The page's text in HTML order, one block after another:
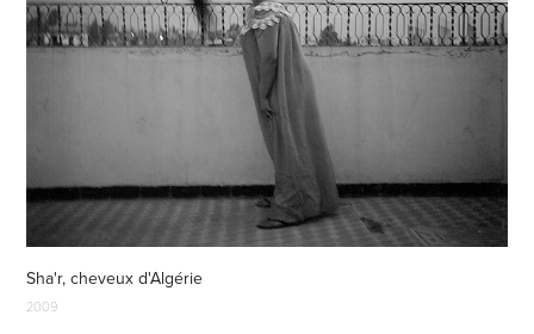
Sha'r, cheveux d'Algérie
2009